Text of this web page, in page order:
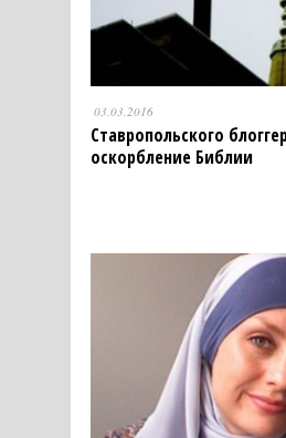
03.03.2016
Ставропольского
оскорбление Библии